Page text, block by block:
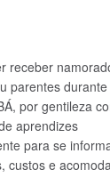
receber
parentes
por gentileza
aprendizes
para se
custos e